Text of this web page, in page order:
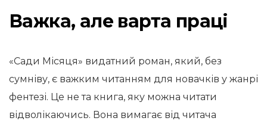
Важка, але варта праці
«Сади Місяця» видатний роман, який, без
сумніву, є важким читанням для новачків у жанрі
фентезі. Це не та книга, яку можна читати
відволікаючись. Вона вимагає від читача